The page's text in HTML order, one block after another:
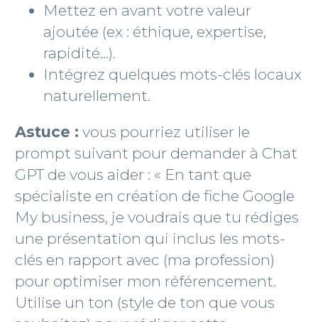
Mettez en avant votre valeur
ajoutée (ex : éthique, expertise,
rapidité…).
Intégrez quelques mots-clés locaux
naturellement.
Astuce : vous pourriez utiliser le
prompt suivant pour demander à Chat
GPT de vous aider : « En tant que
spécialiste en création de fiche Google
My business, je voudrais que tu rédiges
une présentation qui inclus les mots-
clés en rapport avec (ma profession)
pour optimiser mon référencement.
Utilise un ton (style de ton que vous